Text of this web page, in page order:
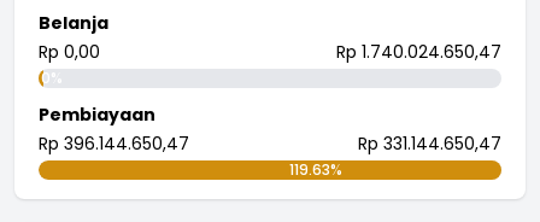
tingkatkan.
selengkapnya
i wayan pujana eka putra
Belanja
Rp 0,00
Rp 1.740.024.650,47
0%
Pembiayaan
Rp 396.144.650,47
Rp 331.144.650,47
119.63%